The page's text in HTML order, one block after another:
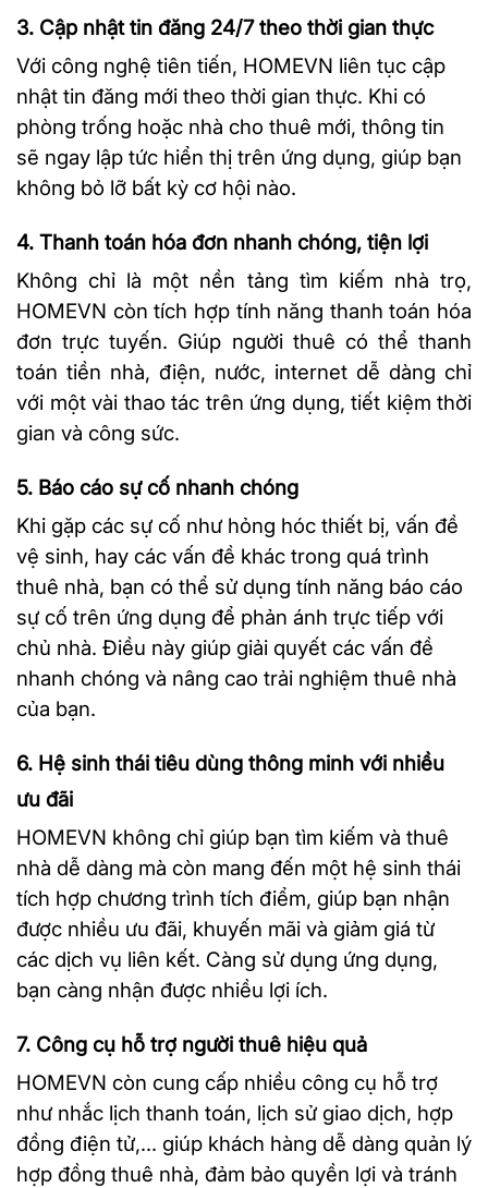
3. Cập nhật tin đăng 24/7 theo thời gian thực
Với công nghệ tiên tiến, HOMEVN liên tục cập
nhật tin đăng mới theo thời gian thực. Khi có
phòng trống hoặc nhà cho thuê mới, thông tin
sẽ ngay lập tức hiển thị trên ứng dụng, giúp bạn
không bỏ lỡ bất kỳ cơ hội nào.
4. Thanh toán hóa đơn nhanh chóng, tiện lợi
Không chỉ là một nền tảng tìm kiếm nhà trọ,
HOMEVN còn tích hợp tính năng thanh toán hóa
đơn trực tuyến. Giúp người thuê có thể thanh
toán tiền nhà, điện, nước, internet dễ dàng chỉ
với một vài thao tác trên ứng dụng, tiết kiệm thời
gian và công sức.
5. Báo cáo sự cố nhanh chóng
Khi gặp các sự cố như hỏng hóc thiết bị, vấn đề
vệ sinh, hay các vấn đề khác trong quá trình
thuê nhà, bạn có thể sử dụng tính năng báo cáo
sự cố trên ứng dụng để phản ánh trực tiếp với
chủ nhà. Điều này giúp giải quyết các vấn đề
nhanh chóng và nâng cao trải nghiệm thuê nhà
của bạn.
6. Hệ sinh thái tiêu dùng thông minh với nhiều
ưu đãi
HOMEVN không chỉ giúp bạn tìm kiếm và thuê
nhà dễ dàng mà còn mang đến một hệ sinh thái
tích hợp chương trình tích điểm, giúp bạn nhận
được nhiều ưu đãi, khuyến mãi và giảm giá từ
các dịch vụ liên kết. Càng sử dụng ứng dụng,
bạn càng nhận được nhiều lợi ích.
7. Công cụ hỗ trợ người thuê hiệu quả
HOMEVN còn cung cấp nhiều công cụ hỗ trợ
như nhắc lịch thanh toán, lịch sử giao dịch, hợp
đồng điện tử,... giúp khách hàng dễ dàng quản lý
hợp đồng thuê nhà, đảm bảo quyền lợi và tránh